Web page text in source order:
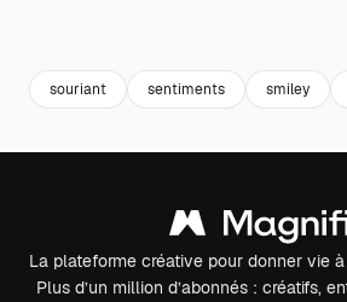
souriant sentiments smiley
La plateforme créative pour donner vie
Plus d’un million d’abonnés : créatifs,